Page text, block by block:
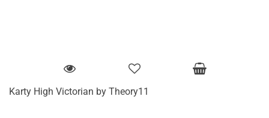
Karty High Victorian by Theory11